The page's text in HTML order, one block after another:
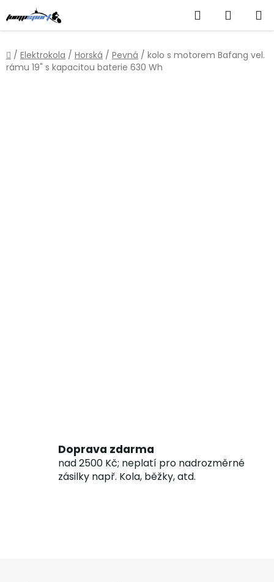
na
obsah
Hledat
KOŠÍK
Domů
/ Elektrokola / Horská / Pevná / kolo s motorem Bafang vel.
rámu 19" s kapacitou baterie 630 Wh
Doprava zdarma
nad 2500 Kč; neplatí pro nadrozměrné
zásilky např. Kola, běžky, atd.